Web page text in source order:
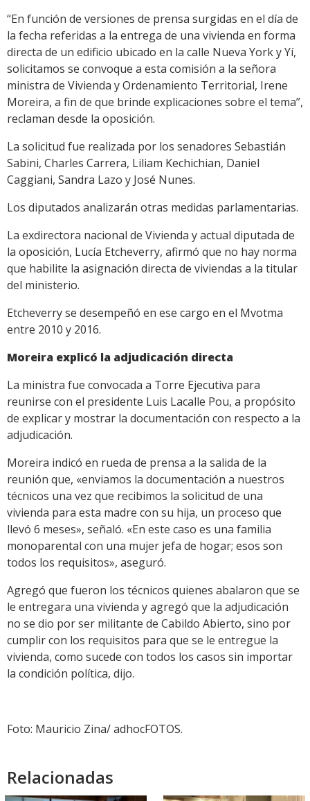
“En función de versiones de prensa surgidas en el día de
la fecha referidas a la entrega de una vivienda en forma
directa de un edificio ubicado en la calle Nueva York y Yí,
solicitamos se convoque a esta comisión a la señora
ministra de Vivienda y Ordenamiento Territorial, Irene
Moreira, a fin de que brinde explicaciones sobre el tema”,
reclaman desde la oposición.
La solicitud fue realizada por los senadores Sebastián
Sabini, Charles Carrera, Liliam Kechichian, Daniel
Caggiani, Sandra Lazo y José Nunes.
Los diputados analizarán otras medidas parlamentarias.
La exdirectora nacional de Vivienda y actual diputada de
la oposición, Lucía Etcheverry, afirmó que no hay norma
que habilite la asignación directa de viviendas a la titular
del ministerio.
Etcheverry se desempeñó en ese cargo en el Mvotma
entre 2010 y 2016.
Moreira explicó la adjudicación directa
La ministra fue convocada a Torre Ejecutiva para
reunirse con el presidente Luis Lacalle Pou, a propósito
de explicar y mostrar la documentación con respecto a la
adjudicación.
Moreira indicó en rueda de prensa a la salida de la
reunión que, «enviamos la documentación a nuestros
técnicos una vez que recibimos la solicitud de una
vivienda para esta madre con su hija, un proceso que
llevó 6 meses», señaló. «En este caso es una familia
monoparental con una mujer jefa de hogar; esos son
todos los requisitos», aseguró.
Agregó que fueron los técnicos quienes abalaron que se
le entregara una vivienda y agregó que la adjudicación
no se dio por ser militante de Cabildo Abierto, sino por
cumplir con los requisitos para que se le entregue la
vivienda, como sucede con todos los casos sin importar
la condición política, dijo.
Foto: Mauricio Zina/ adhocFOTOS.
Relacionadas